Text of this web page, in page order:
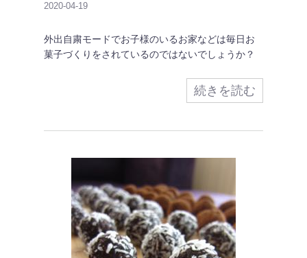
2020-04-19
外出自粛モードでお子様のいるお家などは毎日お
菓子づくりをされているのではないでしょうか？
続きを読む